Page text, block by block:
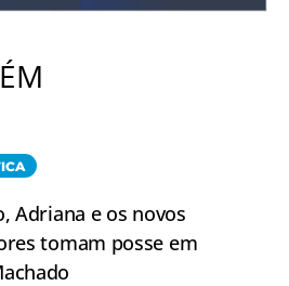
Adriana e os novos
tomam posse em